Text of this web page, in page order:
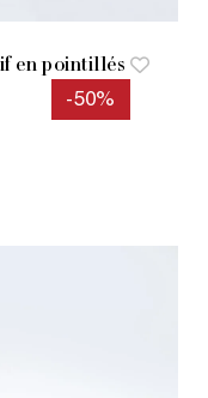
en pointillés
-50%